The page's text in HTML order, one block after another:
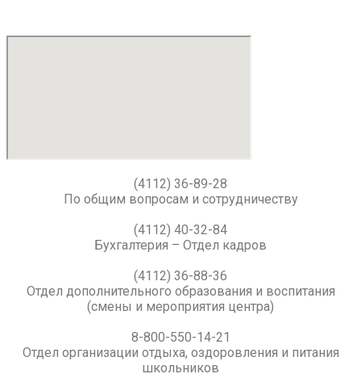
(4112) 36-89-28
По общим вопросам и сотрудничеству
(4112) 40-32-84
Бухгалтерия – Отдел кадров
(4112) 36-88-36
Отдел дополнительного образования и воспитания
(смены и мероприятия центра)
8-800-550-14-21
Отдел организации отдыха, оздоровления и питания
школьников